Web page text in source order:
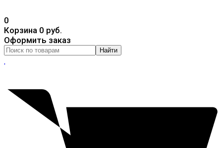
0
Корзина 0 руб.
Оформить заказ
Найти